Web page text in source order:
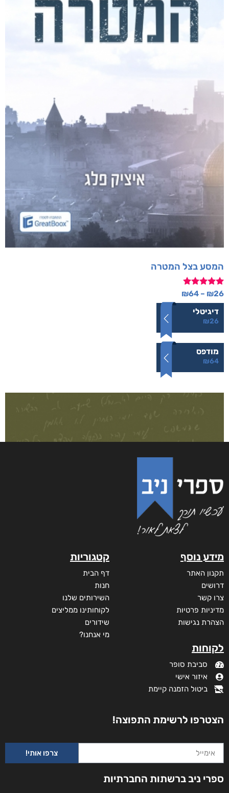
המסע בצל המטרה
דורג
מתוך 5
₪26
–
₪64
דיגיטלי
₪26
מודפס
₪64
שמש בכיסים
₪40
–
₪ 69
מידע נוסף
תקנון האתר
דרושים
צרו קשר
מדיניות פרטיות
הצהרת נגישות
לקוחות
סביבת סופר
איזור אישי
ביטול הזמנה קיימת
קטגוריות
דף הבית
חנות
השירותים שלנו
לקוחותינו ממליצים
שידורים
מי אנחנו?
הצטרפו לרשימת התפוצה!
צרפו אותי!
ספרי ניב ברשתות החברתיות